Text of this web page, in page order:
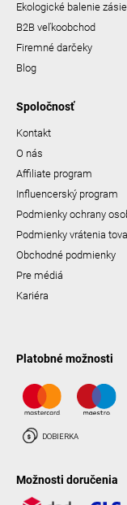
Ekologické balenie
B2B veľkoobchod
Firemné darčeky
Blog
Spoločnosť
Kontakt
O nás
Affiliate program
Influencerský program
Podmienky ochrany
Podmienky vrátenia
Obchodné podmienky
Pre médiá
Kariéra
Platobné možnosti
Možnosti doručenia